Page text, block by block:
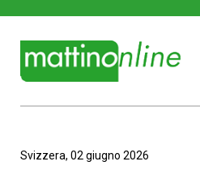
Svizzera, 02 giugno 2026